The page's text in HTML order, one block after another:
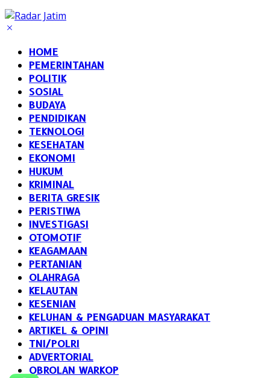
HOME
PEMERINTAHAN
POLITIK
SOSIAL
BUDAYA
PENDIDIKAN
TEKNOLOGI
KESEHATAN
EKONOMI
HUKUM
KRIMINAL
BERITA GRESIK
PERISTIWA
INVESTIGASI
OTOMOTIF
KEAGAMAAN
PERTANIAN
OLAHRAGA
KELAUTAN
KESENIAN
KELUHAN & PENGADUAN MASYARAKAT
ARTIKEL & OPINI
TNI/POLRI
ADVERTORIAL
OBROLAN WARKOP